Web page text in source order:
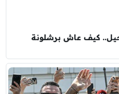
كيف عاش برشلونة